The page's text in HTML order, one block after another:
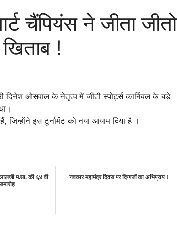
चैंपियंस ने जीता जीतो
खिताब !
ओसवाल के नेतृत्व में जीती स्पोर्ट्स कार्निवल के बड़े
इस टूर्नामेंट को नया आयाम दिया है ।
म.सा. की ६४ वी
नवकार महामंत्र दिवस पर दिग्गजों का अभिप्राय !